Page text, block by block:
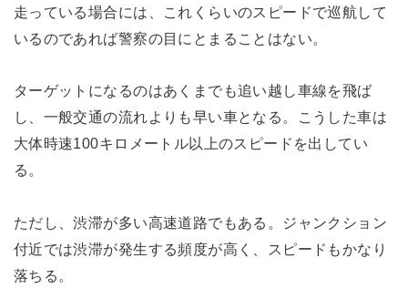
走っている場合には、これくらいのスピードで巡航して
いるのであれば警察の目にとまることはない。
ターゲットになるのはあくまでも追い越し車線を飛ば
し、一般交通の流れよりも早い車となる。こうした車は
大体時速100キロメートル以上のスピードを出してい
る。
ただし、渋滞が多い高速道路でもある。ジャンクション
付近では渋滞が発生する頻度が高く、スピードもかなり
落ちる。